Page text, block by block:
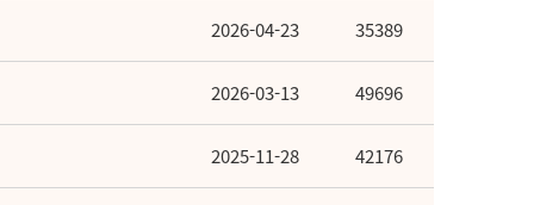
2026-04-23 35389
2026-03-13 49696
2025-11-28 42176